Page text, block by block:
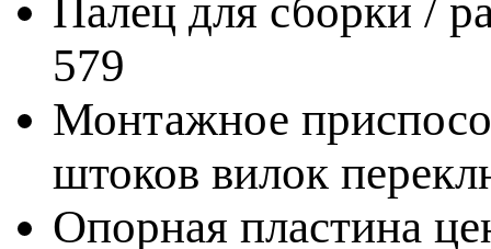
Палец для сборки /
579
Монтажное
штоков вилок
Опорная пластина